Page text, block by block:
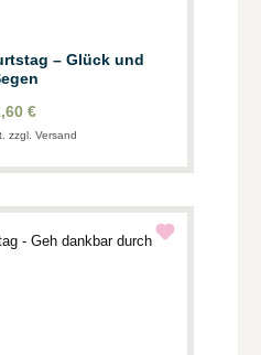
– Glück und
€
zzgl. Versand